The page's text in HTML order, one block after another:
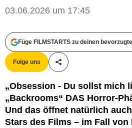
03.06.2026 um 17:45
Füge FILMSTARTS zu deinen
Folge uns
Teile diesen Artikel
„Obsession - Du sollst mich
„Backrooms“ DAS Horror-
Und das öffnet natürlich
Stars des Films – im Fall